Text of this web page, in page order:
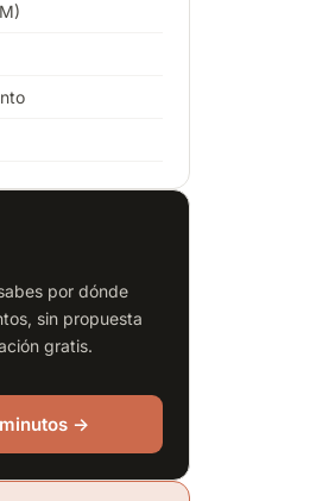
por dónde
sin propuesta
gratis.
→